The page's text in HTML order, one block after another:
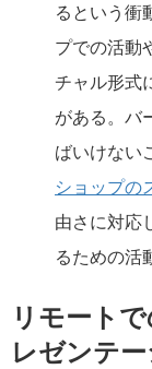
るという衝
プでの活動
チャル形式
がある。バ
ばいけない
ショップの
由さに対応
るための活
リモート
レゼンテ